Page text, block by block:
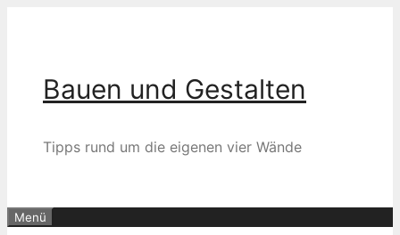
Bauen und Gestalten
Tipps rund um die eigenen vier Wände
Menü